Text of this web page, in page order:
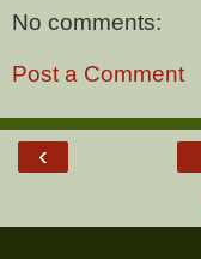
No comments:
Post a Comment
‹